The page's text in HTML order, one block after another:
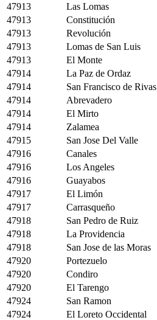
47913
Las Lomas
47913
Constitución
47913
Revolución
47913
Lomas de San Luis
47913
El Monte
47914
La Paz de Ordaz
47914
San Francisco de Rivas
47914
Abrevadero
47914
El Mirto
47914
Zalamea
47915
San Jose Del Valle
47916
Canales
47916
Los Angeles
47916
Guayabos
47917
El Limón
47917
Carrasqueño
47918
San Pedro de Ruiz
47918
La Providencia
47918
San Jose de las Moras
47920
Portezuelo
47920
Condiro
47920
El Tarengo
47924
San Ramon
47924
El Loreto Occidental